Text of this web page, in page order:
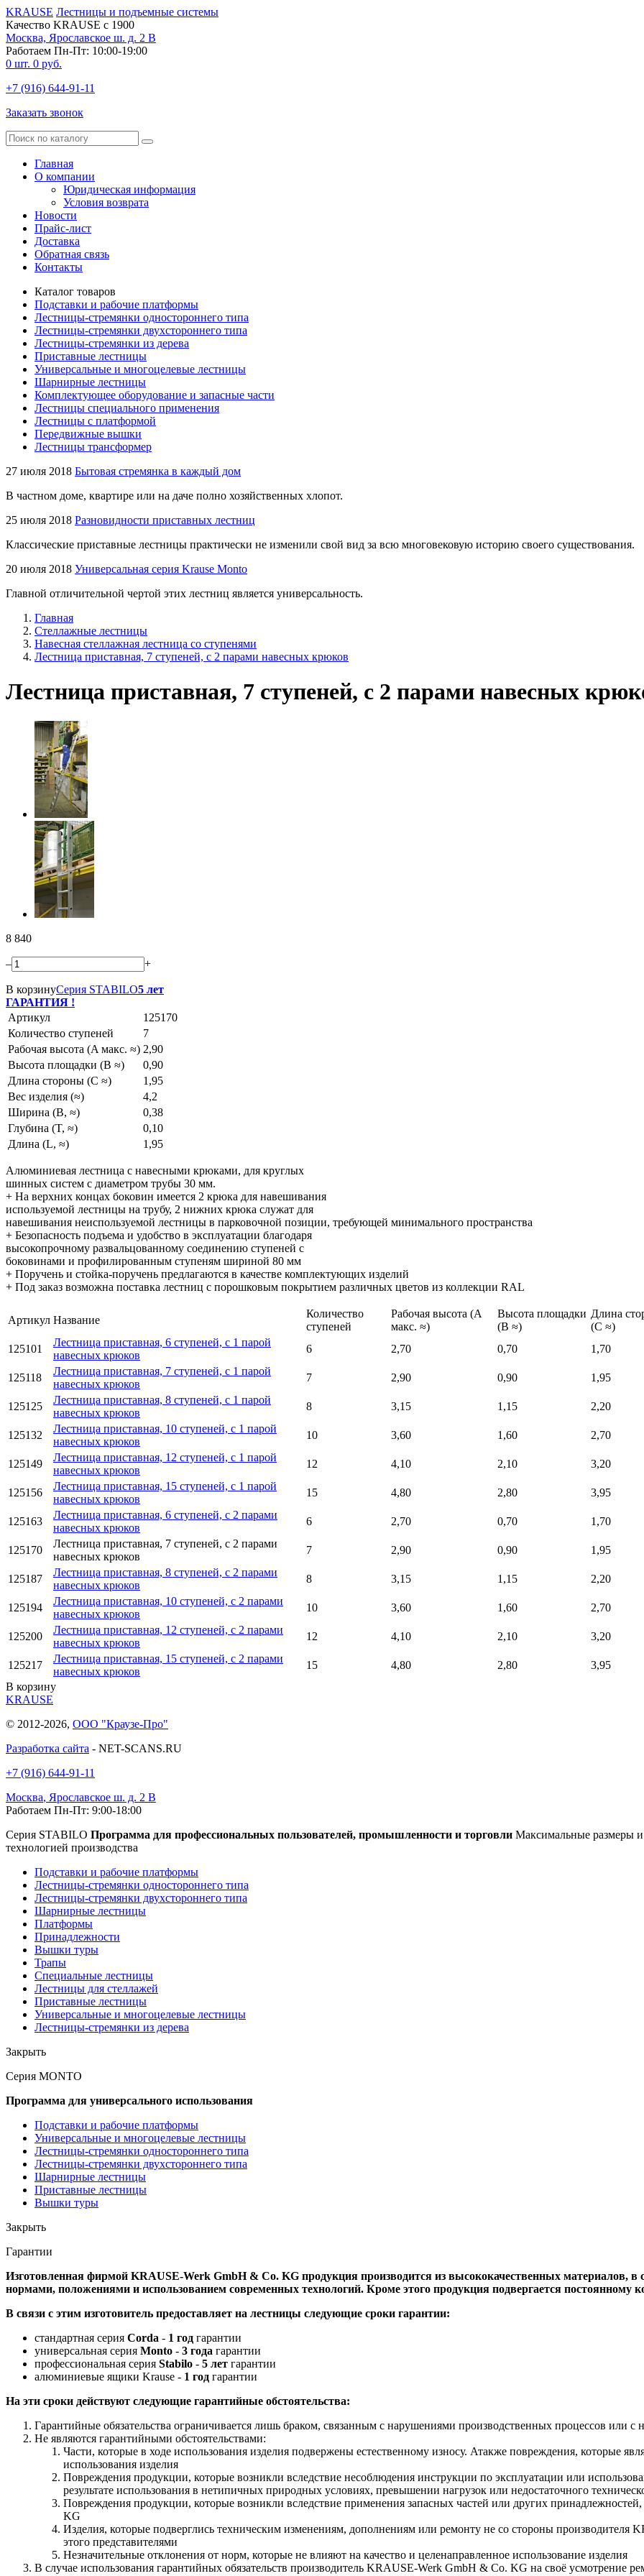
KRAUSE Лестницы и подъемные системы
Качество KRAUSE с 1900
Москва, Ярославское ш. д. 2 В
Работаем Пн-Пт: 10:00-19:00
0 шт. 0 руб.
+7 (916) 644-91-11
Заказать звонок
Главная
О компании
Юридическая информация
Условия возврата
Новости
Прайс-лист
Доставка
Обратная связь
Контакты
Каталог товаров
Подставки и рабочие платформы
Лестницы-стремянки одностороннего типа
Лестницы-стремянки двухстороннего типа
Лестницы-стремянки из дерева
Приставные лестницы
Универсальные и многоцелевые лестницы
Шарнирные лестницы
Комплектующее оборудование и запасные части
Лестницы специального применения
Лестницы с платформой
Передвижные вышки
Лестницы трансформер
27 июля 2018 Бытовая стремянка в каждый дом
В частном доме, квартире или на даче полно хозяйственных хлопот.
25 июля 2018 Разновидности приставных лестниц
Классические приставные лестницы практически не изменили свой вид за всю многовековую историю своего существования.
20 июля 2018 Универсальная серия Krause Monto
Главной отличительной чертой этих лестниц является универсальность.
Главная
Стеллажные лестницы
Навесная стеллажная лестница со ступенями
Лестница приставная, 7 ступеней, с 2 парами навесных крюков
Лестница приставная, 7 ступеней, с 2 парами навесных
8 840
– +
В корзинуСерия STABILO5 лет
ГАРАНТИЯ !
Артикул
125170
Количество ступеней
7
Рабочая высота (A макс. ≈) 2,90
Высота площадки (B ≈)
0,90
Длина стороны (C ≈)
1,95
Вес изделия (≈)
4,2
Ширина (B, ≈)
0,38
Глубина (T, ≈)
0,10
Длина (L, ≈)
1,95
Алюминиевая лестница с навесными крюками, для круглых
шинных систем с диаметром трубы 30 мм.
+ На верхних концах боковин имеется 2 крюка для навешивания
используемой лестницы на трубу, 2 нижних крюка служат для
навешивания неиспользуемой лестницы в парковочной позиции, требующей минимального пространства
+ Безопасность подъема и удобство в эксплуатации благодаря
высокопрочному развальцованному соединению ступеней с
боковинами и профилированным ступеням шириной 80 мм
+ Поручень и стойка-поручень предлагаются в качестве комплектующих изделий
+ Под заказ возможна поставка лестниц с порошковым покрытием различных цветов из коллекции RAL
Артикул Название
Количество
ступеней
Рабочая высота (A
макс. ≈)
Высота площадки
(B ≈)
Длина
(C ≈)
125101
Лестница приставная, 6 ступеней, с 1 парой
навесных крюков
6 2,70 0,70 1,70
125118
Лестница приставная, 7 ступеней, с 1 парой
навесных крюков
7 2,90 0,90 1,95
125125
Лестница приставная, 8 ступеней, с 1 парой
навесных крюков
8 3,15 1,15 2,20
125132
Лестница приставная, 10 ступеней, с 1 парой
навесных крюков
10 3,60 1,60 2,70
125149
Лестница приставная, 12 ступеней, с 1 парой
навесных крюков
12 4,10 2,10 3,20
125156
Лестница приставная, 15 ступеней, с 1 парой
навесных крюков
15 4,80 2,80 3,95
125163
Лестница приставная, 6 ступеней, с 2 парами
навесных крюков
6 2,70 0,70 1,70
125170
Лестница приставная, 7 ступеней, с 2 парами
навесных крюков
7 2,90 0,90 1,95
125187
Лестница приставная, 8 ступеней, с 2 парами
навесных крюков
8 3,15 1,15 2,20
125194
Лестница приставная, 10 ступеней, с 2 парами
навесных крюков
10 3,60 1,60 2,70
125200
Лестница приставная, 12 ступеней, с 2 парами
навесных крюков
12 4,10 2,10 3,20
125217
Лестница приставная, 15 ступеней, с 2 парами
навесных крюков
15 4,80 2,80
3,95
В корзину
KRAUSE
© 2012-2026, ООО "Краузе-Про"
Разработка сайта - NET-SCANS.RU
+7 (916) 644-91-11
Москва, Ярославское ш. д. 2 В
Работаем Пн-Пт: 9:00-18:00
Серия STABILO Программа для профессиональных пользователей, промышленности и торговли Максимальные размеры и
технологией производства
Подставки и рабочие платформы
Лестницы-стремянки одностороннего типа
Лестницы-стремянки двухстороннего типа
Шарнирные лестницы
Платформы
Принадлежности
Вышки туры
Трапы
Специальные лестницы
Лестницы для стеллажей
Приставные лестницы
Универсальные и многоцелевые лестницы
Лестницы-стремянки из дерева
Закрыть
Серия MONTO
Программа для универсального использования
Подставки и рабочие платформы
Универсальные и многоцелевые лестницы
Лестницы-стремянки одностороннего типа
Лестницы-стремянки двухстороннего типа
Шарнирные лестницы
Приставные лестницы
Вышки туры
Закрыть
Гарантии
Изготовленная фирмой KRAUSE-Werk GmbH & Со. KG продукция производится из высококачественных материалов, в
нормами, положениями и использованием современных технологий. Кроме этого продукция подвергается постоянному
В связи с этим изготовитель предоставляет на лестницы следующие сроки гарантии:
стандартная серия Corda - 1 год гарантии
универсальная серия Monto - 3 года гарантии
профессиональная серия Stabilo - 5 лет гарантии
алюминиевые ящики Krause - 1 год гарантии
На эти сроки действуют следующие гарантийные обстоятельства:
Гарантийные обязательства ограничивается лишь браком, связанным с нарушениями производственных процессов или с
Не являются гарантийными обстоятельствами:
Части, которые в ходе использования изделия подвержены естественному износу. Атакже повреждения, которые
использования изделия
Повреждения продукции, которые возникли вследствие несоблюдения инструкции по эксплуатации или
результате использования в нетипичных природных условиях, превышении нагрузок или недостаточного
Повреждения продукции, которые возникли вследствие применения запасных частей или других
KG
Изделия, которые подверглись техническим изменениям, дополнениям или ремонту не со стороны
этого представителями
Незначительные отклонения от норм, которые не влияют на качество и целенаправленное использование изделия
В случае использования гарантийных обязательств производитель KRAUSE-Werk GmbH & Со. KG на своё усмотрение